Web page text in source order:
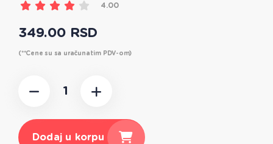
4.00
349.00 RSD
(**Cene su sa uračunatim PDV-om)
Dodaj u korpu